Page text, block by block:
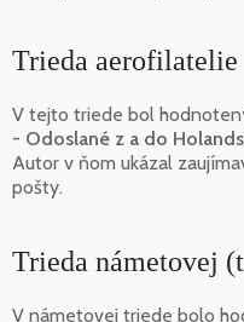
Trieda aerofilatelie
V tejto triede bol
- Odoslané z a do
Autor v ňom ukázal
pošty.
Trieda námetovej
V námetovej triede bolo